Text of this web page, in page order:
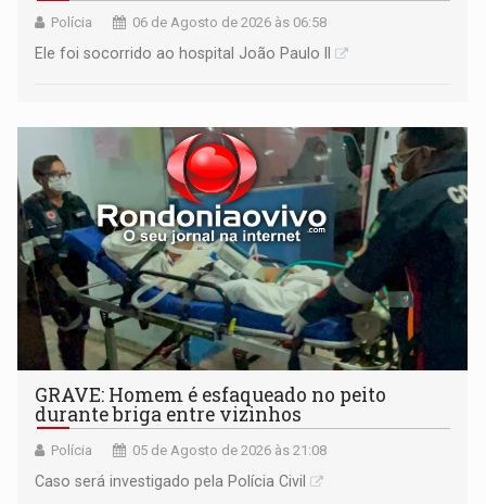
Polícia 06 de Agosto de 2026 às 06:58
Ele foi socorrido ao hospital João Paulo II
GRAVE: Homem é esfaqueado no peito
durante briga entre vizinhos
Polícia 05 de Agosto de 2026 às 21:08
Caso será investigado pela Polícia Civil